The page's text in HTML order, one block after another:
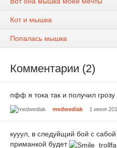
Кот и мышка
Попалась мышка
Комментарии (2)
пфф я тока так и получил
medwediak 1 июня
кууул, в следуйщий бой с
приманкой будет